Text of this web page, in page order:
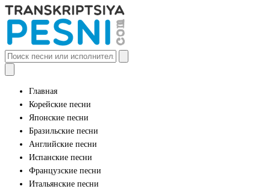
Главная
Корейские песни
Японские песни
Бразильские песни
Английские песни
Испанские песни
Французские песни
Итальянские песни